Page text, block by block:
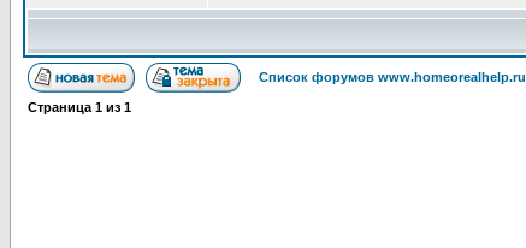
Список форумов www.homeorealhelp.ru
Страница 1 из 1